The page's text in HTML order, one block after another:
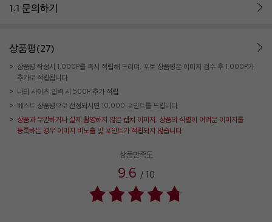
1:1 문의하기
상품평(27)
상품평 작성시 1,000P를 즉시 적립해 드리며, 포토 상품평은 이미지 검수 후 1,000P가
추가로 적립됩니다.
나의 사이즈 입력 시 500P 추가 적립
베스트 상품평으로 선정되시면 10,000 포인트를 드립니다.
상품과 무관하거나 실제 촬영하지 않은 캡쳐 이미지, 상품의 식별이 어려운 이미지를
등록하는 경우 이미지 비노출 및 포인트가 적립되지 않습니다.
상품만족도
9.6 / 10